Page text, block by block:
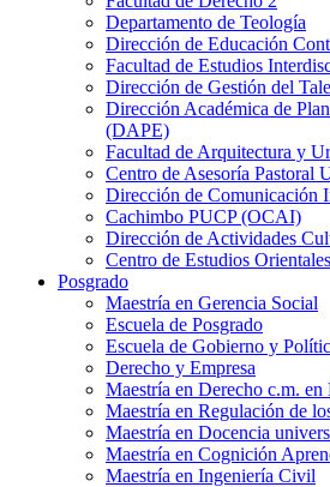
Departamento de Teología
Dirección de Educación
Facultad de Estudios
Dirección de Gestión del
Dirección Académica de
(DAPE)
Facultad de Arquitectura y
Centro de Asesoría Pastoral
Dirección de Comunicación
Cachimbo PUCP (OCAI)
Dirección de Actividades
Centro de Estudios Orientales
Posgrado
Maestría en Gerencia Social
Escuela de Posgrado
Escuela de Gobierno y
Derecho y Empresa
Maestría en Derecho c.m.
Maestría en Regulación de
Maestría en Docencia
Maestría en Cognición
Maestría en Ingeniería Civil